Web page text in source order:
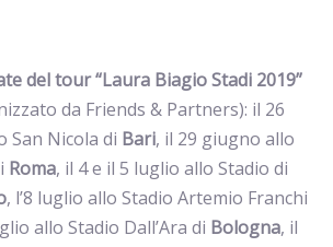
del tour “Laura Biagio Stadi 2019”
da Friends & Partners): il 26
San Nicola di Bari, il 29 giugno allo
Roma, il 4 e il 5 luglio allo Stadio di
, l’8 luglio allo Stadio Artemio Franchi
allo Stadio Dall’Ara di Bologna, il